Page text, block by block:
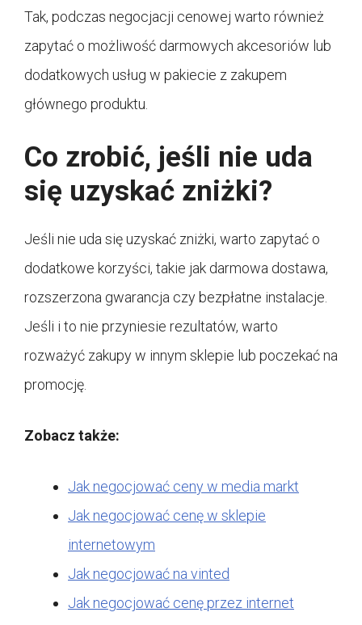
Tak, podczas negocjacji cenowej warto również
zapytać o możliwość darmowych akcesoriów lub
dodatkowych usług w pakiecie z zakupem
głównego produktu.
Co zrobić, jeśli nie uda
się uzyskać zniżki?
Jeśli nie uda się uzyskać zniżki, warto zapytać o
dodatkowe korzyści, takie jak darmowa dostawa,
rozszerzona gwarancja czy bezpłatne instalacje.
Jeśli i to nie przyniesie rezultatów, warto
rozważyć zakupy w innym sklepie lub poczekać na
promocję.
Zobacz także:
Jak negocjować ceny w media markt
Jak negocjować cenę w sklepie
internetowym
Jak negocjować na vinted
Jak negocjować cenę przez internet